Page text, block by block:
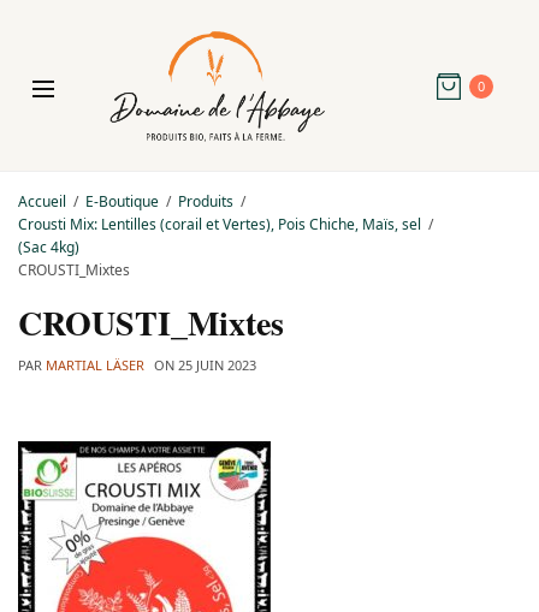
0
Accueil E-Boutique
Produits
Crousti Mix: Lentilles (corail et Vertes), Pois Chiche, Maïs, sel
(Sac 4kg)
CROUSTI_Mixtes
CROUSTI_Mixtes
PAR MARTIAL LÄSER ON 25 JUIN 2023